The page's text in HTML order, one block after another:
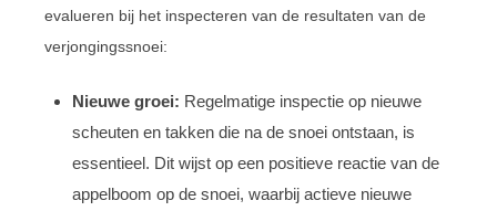
evalueren bij het inspecteren van de resultaten van de
verjongingssnoei:
Nieuwe groei: Regelmatige inspectie op nieuwe
scheuten en takken die na de snoei ontstaan, is
essentieel. Dit wijst op een positieve reactie van de
appelboom op de snoei, waarbij actieve nieuwe